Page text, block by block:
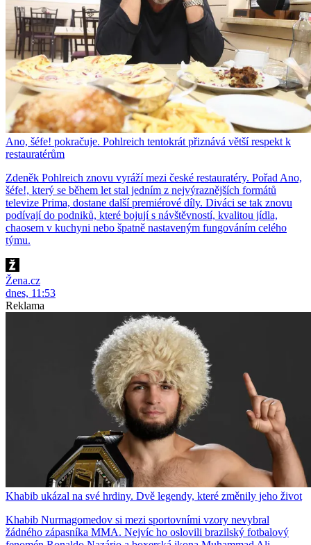
Ano, šéfe! pokračuje. Pohlreich tentokrát přiznává větší respekt k
restauratérům
Zdeněk Pohlreich znovu vyráží mezi české restauratéry. Pořad Ano,
šéfe!, který se během let stal jedním z nejvýraznějších formátů
televize Prima, dostane další premiérové díly. Diváci se tak znovu
podívají do podniků, které bojují s návštěvností, kvalitou jídla,
chaosem v kuchyni nebo špatně nastaveným fungováním celého
týmu.
Žena.cz
dnes, 11:53
Reklama
Khabib ukázal na své hrdiny. Dvě legendy, které změnily jeho život
Khabib Nurmagomedov si mezi sportovními vzory nevybral
žádného zápasníka MMA. Nejvíc ho oslovili brazilský fotbalový